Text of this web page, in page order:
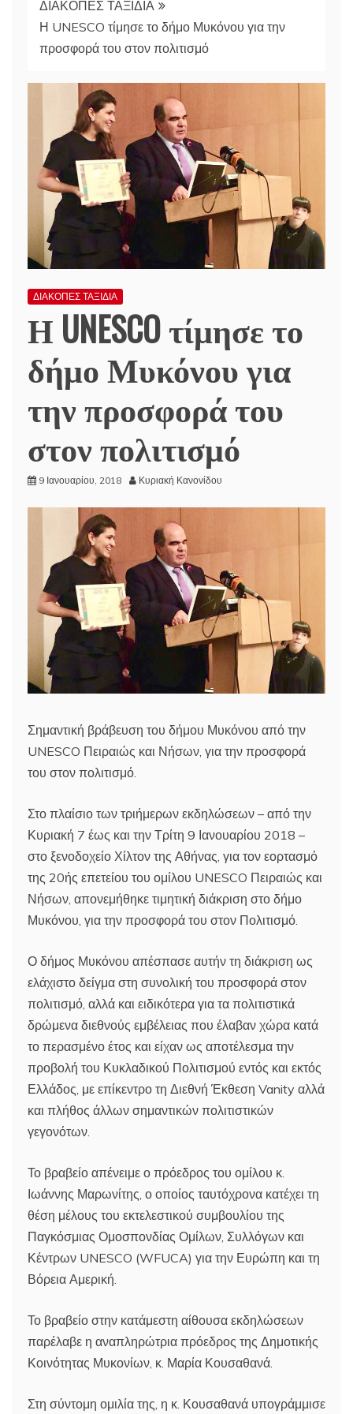
ΔΙΑΚΟΠΕΣ ΤΑΞΙΔΙΑ
Η UNESCO τίμησε το δήμο Μυκόνου για την
προσφορά του στον πολιτισμό
ΔΙΑΚΟΠΕΣ ΤΑΞΙΔΙΑ
Η UNESCO τίμησε το
δήμο Μυκόνου για
την προσφορά του
στον πολιτισμό
9 Ιανουαρίου, 2018 Κυριακή Κανονίδου
Σημαντική βράβευση του δήμου Μυκόνου από την
UNESCO Πειραιώς και Νήσων, για την προσφορά
του στον πολιτισμό.
Στο πλαίσιο των τριήμερων εκδηλώσεων – από την
Κυριακή 7 έως και την Τρίτη 9 Ιανουαρίου 2018 –
στο ξενοδοχείο Χίλτον της Αθήνας, για τον εορτασμό
της 20ής επετείου του ομίλου UNESCO Πειραιώς και
Νήσων, απονεμήθηκε τιμητική διάκριση στο δήμο
Μυκόνου, για την προσφορά του στον Πολιτισμό.
Ο δήμος Μυκόνου απέσπασε αυτήν τη διάκριση ως
ελάχιστο δείγμα στη συνολική του προσφορά στον
πολιτισμό, αλλά και ειδικότερα για τα πολιτιστικά
δρώμενα διεθνούς εμβέλειας που έλαβαν χώρα κατά
το περασμένο έτος και είχαν ως αποτέλεσμα την
προβολή του Κυκλαδικού Πολιτισμού εντός και εκτός
Ελλάδος, με επίκεντρο τη Διεθνή Έκθεση Vanity αλλά
και πλήθος άλλων σημαντικών πολιτιστικών
γεγονότων.
Το βραβείο απένειμε ο πρόεδρος του ομίλου κ.
Ιωάννης Μαρωνίτης, ο οποίος ταυτόχρονα κατέχει τη
θέση μέλους του εκτελεστικού συμβουλίου της
Παγκόσμιας Ομοσπονδίας Ομίλων, Συλλόγων και
Κέντρων UNESCO (WFUCA) για την Ευρώπη και τη
Βόρεια Αμερική.
Το βραβείο στην κατάμεστη αίθουσα εκδηλώσεων
παρέλαβε η αναπληρώτρια πρόεδρος της Δημοτικής
Κοινότητας Μυκονίων, κ. Μαρία Κουσαθανά.
Στη σύντομη ομιλία της, η κ. Κουσαθανά υπογράμμισε